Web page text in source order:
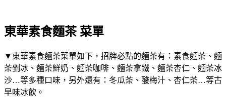
東華素食麵茶 菜單
▼東華素食麵茶菜單如下，招牌必點的麵茶有：素食麵茶、麵
茶剉冰、麵茶鮮奶、麵茶咖啡、麵茶拿鐵、麵茶杏仁、麵茶冰
沙…等多種口味，另外還有：冬瓜茶、酸梅汁、杏仁茶…等古
早味冰飲。